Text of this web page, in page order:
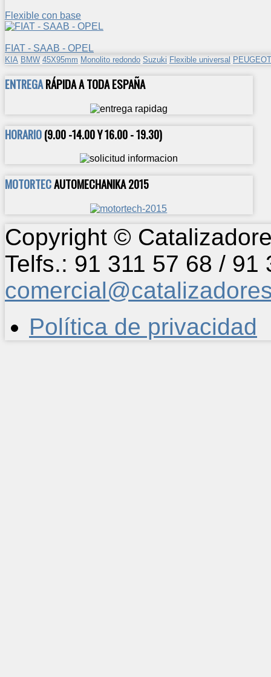
Flexible con base
FIAT - SAAB - OPEL
KIA BMW 45X95mm Monolito redondo Suzuki Flexible universal PEUGEOT
ENTREGARÁPIDA A TODA ESPAÑA
HORARIO(9.00 -14.00 Y 16.00 - 19.30)
MOTORTECAUTOMECHANIKA 2015
Copyright ©
Telfs.: 91 311 57 68 /
Política de privacidad